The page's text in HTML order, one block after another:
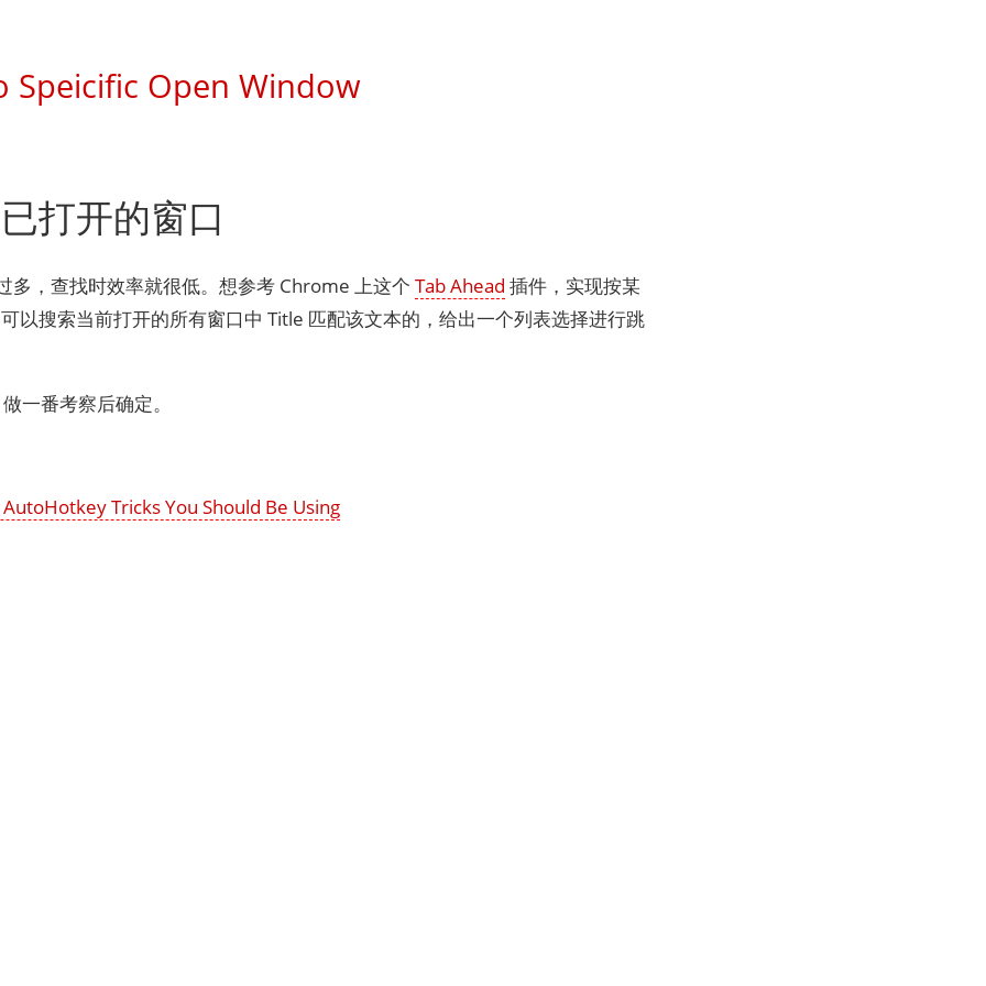
Speicific Open Window
打开的窗口
多，查找时效率就很低。想参考 Chrome 上这个 Tab Ahead 插件，实现按某
以搜索当前打开的所有窗口中 Title 匹配该文本的，给出一个列表选择进行跳
一番考察后确定。
Tricks You Should Be Using